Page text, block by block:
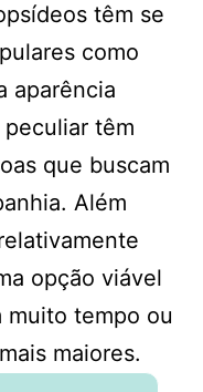
têm se
como
aparência
têm
que buscam
Além
opção viável
muito tempo ou
maiores.